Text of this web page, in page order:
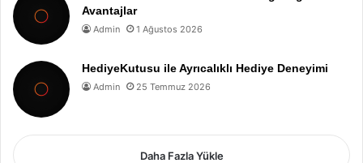
Avantajlar
Admin 1 Ağustos 2026
HediyeKutusu ile Ayrıcalıklı Hediye Deneyimi
Admin 25 Temmuz 2026
Daha Fazla Yükle